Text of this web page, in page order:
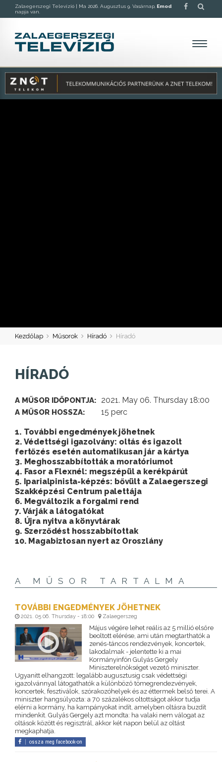
Zalaegerszegi Televízió | Ma 2026. Augusztus 9. Vasárnap, Emod
napja van.
Kezdőlap Műsorok Híradó Híradó
HÍRADÓ
A MŰSOR IDŐPONTJA: 2021. May 06. Thursday 18:00
A MŰSOR HOSSZA: 15 perc
1. További engedmények jöhetnek
2. Védettségi igazolvány: oltás és igazolt
fertőzés esetén automatikusan jár a kártya
3. Meghosszabbították a moratóriumot
4. Fasor a Flexnél: megszépül a kerékpárút
5. Iparialpinista-képzés: bővült a Zalaegerszegi
Szakképzési Centrum palettája
6. Megváltozik a forgalmi rend
7. Várják a látogatókat
8. Újra nyitva a könyvtárak
9. Szerződést hosszabbítottak
10. Magabiztosan nyert az Oroszlány
A MŰSOR TARTALMA
TOVÁBBI ENGEDMÉNYEK JÖHETNEK
2021. 05 06. Thursday - 18:00 Zalaegerszeg
Május végére lehet reális az 5 millió elsőre
beoltott elérése, ami után megtarthatók a
zenés-táncos rendezvények, koncertek,
lakodalmak - jelentette ki a mai
Kormányinfón Gulyás Gergely
Miniszterelnökséget vezető miniszter.
Ugyanitt elhangzott: legalább augusztusig csak védettségi
igazolvánnyal látogathatók a különböző tömegrendezvények,
koncertek, fesztiválok, szórakozóhelyek és az éttermek belső terei. A
miniszter hangsúlyozta: a 70 százalékos oltottságot akkor tudja
elérni a kormány, ha kampányokat indít, amelyben oltásra buzdít
mindenkit. Gulyás Gergely azt mondta: ha valaki nem válogat az
oltások között és regisztrál, akkor két napon belül az oltást
megkaphatja.
ossza meg facebook-on